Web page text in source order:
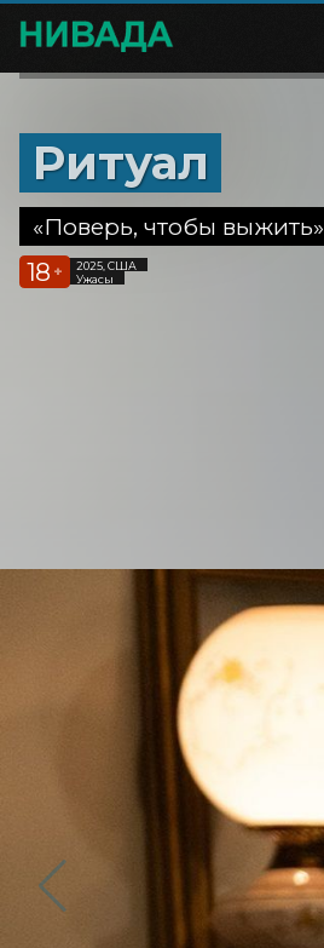
Ритуал
«Поверь, чтобы выжить»
18 +
2025, США
Ужасы